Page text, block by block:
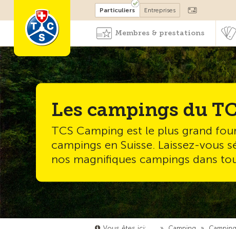
Devenir membre
Particuliers Entreprises
Membres & prestations
Les campings du
TCS Camping est le plus grand
campings en Suisse. Laissez-vous
nos magnifiques campings dans